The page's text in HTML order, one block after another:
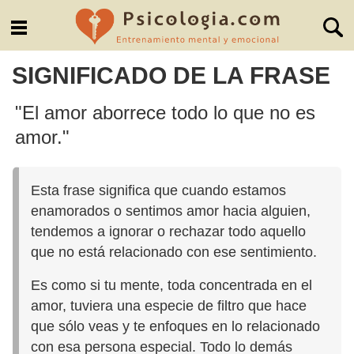
SIGNIFICADO DE LA FRASE
"El amor aborrece todo lo que no es
amor."
Esta frase significa que cuando estamos
enamorados o sentimos amor hacia alguien,
tendemos a ignorar o rechazar todo aquello
que no está relacionado con ese sentimiento.
Es como si tu mente, toda concentrada en el
amor, tuviera una especie de filtro que hace
que sólo veas y te enfoques en lo relacionado
con esa persona especial. Todo lo demás